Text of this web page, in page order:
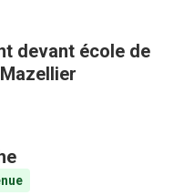
devant école de